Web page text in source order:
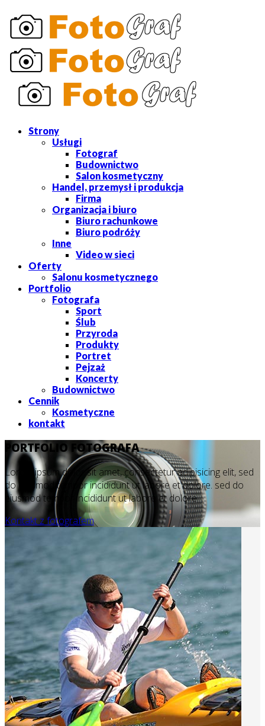
Strony
Usługi
Fotograf
Budownictwo
Salon kosmetyczny
Handel, przemysł i produkcja
Firma
Organizacja i biuro
Biuro rachunkowe
Biuro podróży
Inne
Video w sieci
Oferty
Salonu kosmetycznego
Portfolio
Fotografa
Sport
Ślub
Przyroda
Produkty
Portret
Pejzaż
Koncerty
Budownictwo
Cennik
Kosmetyczne
kontakt
PORTFOLIO FOTOGRAFA
Lorem ipsum dolor sit amet, consectetur adipisicing elit, sed
do eiusmod tempor incididunt ut labore et dolore. sed do
eiusmod tempor incididunt ut labore et dolore
Kontakt z fotografem